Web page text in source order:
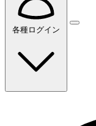
各種ログイン